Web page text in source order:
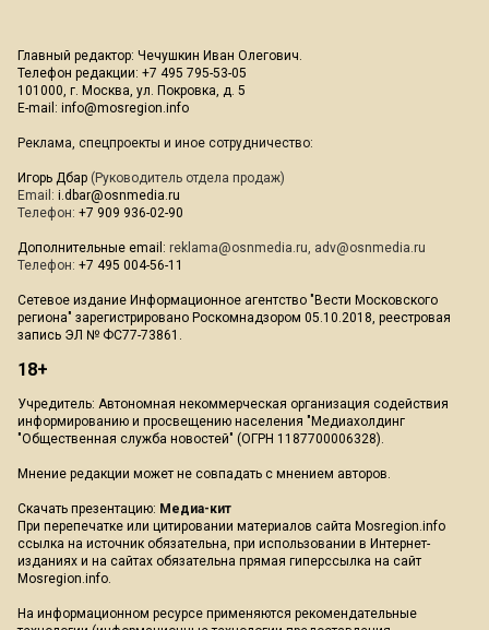
Главный редактор: Чечушкин Иван Олегович.
Телефон редакции: +7 495 795-53-05
101000, г. Москва, ул. Покровка, д. 5
E-mail: info@mosregion.info
Реклама, спецпроекты и иное сотрудничество:
Игорь Дбар (Руководитель отдела продаж)
Email: i.dbar@osnmedia.ru
Телефон: +7 909 936-02-90
Дополнительные email: reklama@osnmedia.ru, adv@osnmedia.ru
Телефон: +7 495 004-56-11
Сетевое издание Информационное агентство "Вести Московского
региона" зарегистрировано Роскомнадзором 05.10.2018, реестровая
запись ЭЛ № ФС77-73861.
18+
Учредитель: Автономная некоммерческая организация содействия
информированию и просвещению населения "Медиахолдинг
"Общественная служба новостей" (ОГРН 1187700006328).
Мнение редакции может не совпадать с мнением авторов.
Скачать презентацию: Медиа-кит
При перепечатке или цитировании материалов сайта Mosregion.info
ссылка на источник обязательна, при использовании в Интернет-
изданиях и на сайтах обязательна прямая гиперссылка на сайт
Mosregion.info.
На информационном ресурсе применяются рекомендательные